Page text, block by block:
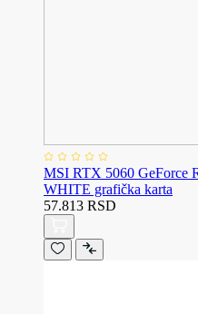
MSI RTX 5060 GeForce
WHITE grafička karta
57.813 RSD